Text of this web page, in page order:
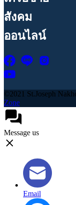
สังคม
ออนไลน์
©2021 St.Joseph
Zone
Message us
Email